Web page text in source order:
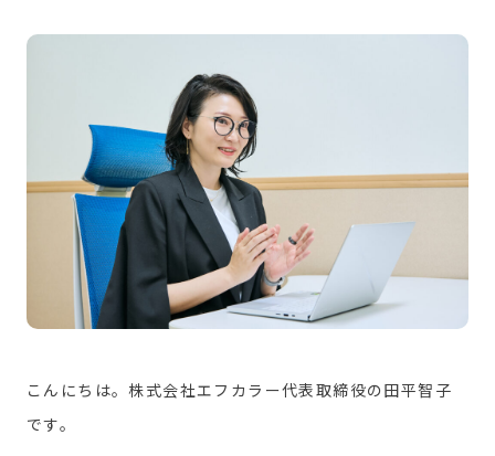
こんにちは。株式会社エフカラー代表取締役の田平智子
です。